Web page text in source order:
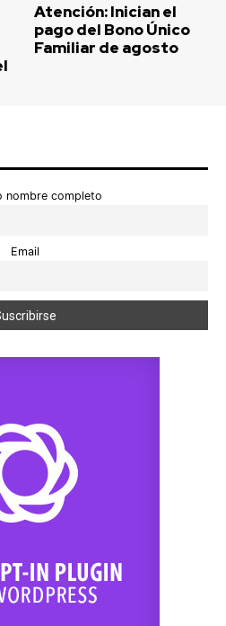
Atención: Inician el
pago del Bono Único
Familiar de agosto
nombre completo
Email